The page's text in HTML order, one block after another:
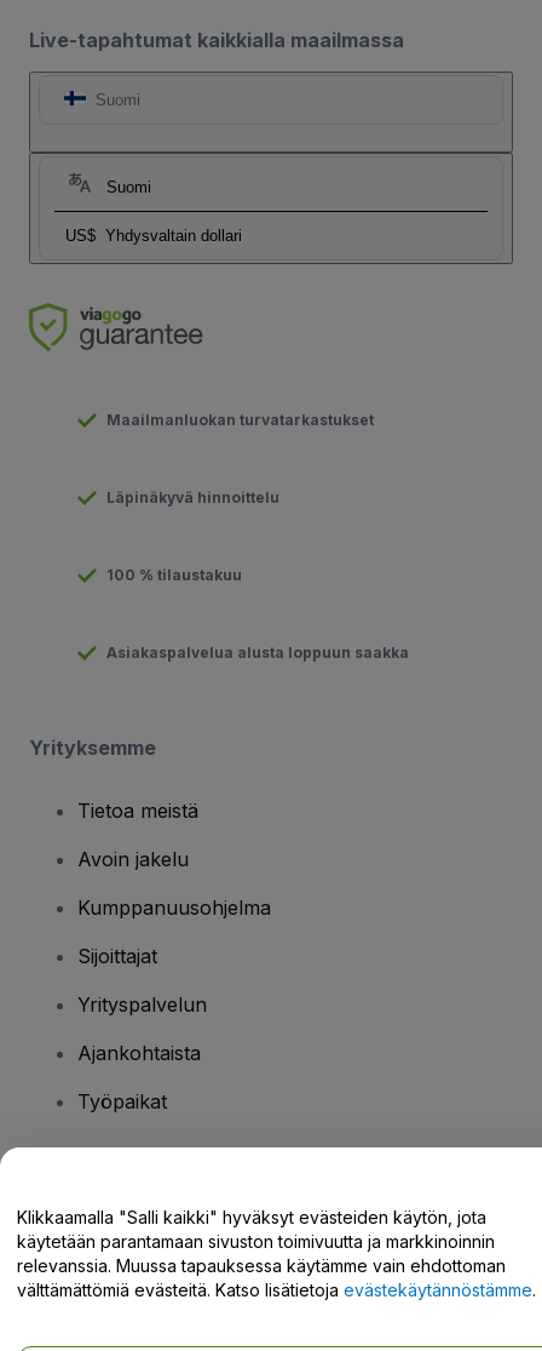
Live-tapahtumat kaikkialla maailmassa
Suomi
Suomi
US$ Yhdysvaltain dollari
Maailmanluokan turvatarkastukset
Läpinäkyvä hinnoittelu
100 % tilaustakuu
Asiakaspalvelua alusta loppuun saakka
Yrityksemme
Tietoa meistä
Avoin jakelu
Kumppanuusohjelma
Sijoittajat
Yrityspalvelun
Ajankohtaista
Työpaikat
Tukikeskus / Ota meihin yhteyttä
Klikkaamalla "Salli kaikki" hyväksyt evästeiden käytön, jota
käytetään parantamaan sivuston toimivuutta ja markkinoinnin
relevanssia. Muussa tapauksessa käytämme vain ehdottoman
välttämättömiä evästeitä. Katso lisätietoja evästekäytännöstämme.